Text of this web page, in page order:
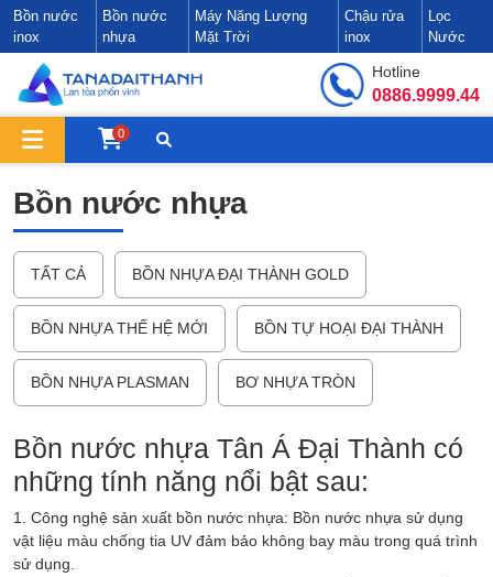
Bồn nước
inox
Bồn nước
nhựa
Máy Năng Lượng
Mặt Trời
Chậu rửa
inox
Lọc
Nước
Hotline
0886.9999.44
0
Bồn nước nhựa
TẤT CẢ BỒN NHỰA ĐẠI THÀNH GOLD
BỒN NHỰA THẾ HỆ MỚI BỒN TỰ HOẠI ĐẠI THÀNH
BỒN NHỰA PLASMAN BƠ NHỰA TRÒN
Bồn nước nhựa Tân Á Đại Thành có
những tính năng nổi bật sau:
1. Công nghệ sản xuất bồn nước nhựa: Bồn nước nhựa sử dụng
vật liệu màu chống tia UV đảm bảo không bay màu trong quá trình
sử dụng.